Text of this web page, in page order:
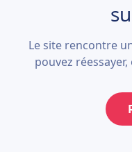
Le site rencontre
pouvez